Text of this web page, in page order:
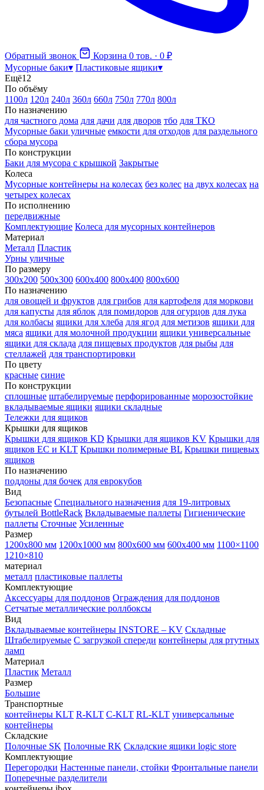
Обратный звонок Корзина 0 тов. · 0 ₽
Мусорные баки▾ Пластиковые ящики▾
Ещё12
По объёму
1100л 120л 240л 360л 660л 750л 770л 800л
По назначению
для частного дома для дачи для дворов тбо для ТКО
Мусорные баки уличные емкости для отходов для раздельного
сбора мусора
По конструкции
Баки для мусора с крышкой Закрытые
Колеса
Мусорные контейнеры на колесах без колес на двух колесах на
четырех колесах
По исполнению
передвижные
Комплектующие Колеса для мусорных контейнеров
Материал
Металл Пластик
Урны уличные
По размеру
300х200 500х300 600х400 800х400 800х600
По назначению
для овощей и фруктов для грибов для картофеля для моркови
для капусты для яблок для помидоров для огурцов для лука
для колбасы ящики для хлеба для ягод для метизов ящики для
мяса ящики для молочной продукции ящики универсальные
ящики для склада для пищевых продуктов для рыбы для
стеллажей для транспортировки
По цвету
красные синие
По конструкции
сплошные штабелируемые перфорированные морозостойкие
вкладываемые ящики ящики складные
Тележки для ящиков
Крышки для ящиков
Крышки для ящиков KD Крышки для ящиков KV Крышки для
ящиков EC и KLT Крышки полимерные BL Крышки пищевых
ящиков
По назначению
поддоны для бочек для еврокубов
Вид
Безопасные Специального назначения для 19-литровых
бутылей BottleRack Вкладываемые паллеты Гигиенические
паллеты Сточные Усиленные
Размер
1200х800 мм 1200х1000 мм 800х600 мм 600х400 мм 1100×1100
1210×810
материал
металл пластиковые паллеты
Комплектующие
Аксессуары для поддонов Ограждения для поддонов
Сетчатые металлические роллбоксы
Вид
Вкладываемые контейнеры INSTORE – KV Складные
Штабелируемые С загрузкой спереди контейнеры для ртутных
ламп
Материал
Пластик Металл
Размер
Большие
Транспортные
контейнеры KLT R-KLT C-KLT RL-KLT универсальные
контейнеры
Складские
Полочные SK Полочные RK Складские ящики logic store
Комплектующие
Перегородки Настенные панели, стойки Фронтальные панели
Поперечные разделители